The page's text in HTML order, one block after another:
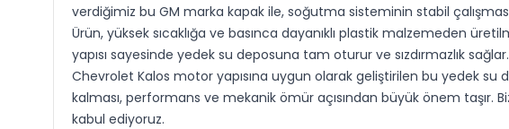
verdiğimiz bu GM marka kapak ile, soğutma sisteminin stabil
Ürün, yüksek sıcaklığa ve basınca dayanıklı plastik malzemeden
yapısı sayesinde yedek su deposuna tam oturur ve sızdırmazlık
Chevrolet Kalos motor yapısına uygun olarak geliştirilen bu yedek su
kalması, performans ve mekanik ömür açısından büyük önem
kabul ediyoruz.